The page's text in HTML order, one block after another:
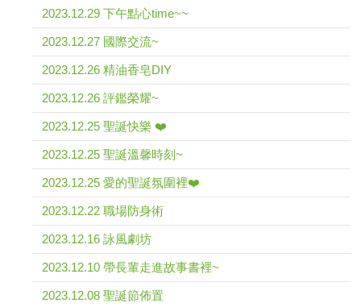
2023.12.29 下午點心time~~
2023.12.27 國際交流~
2023.12.26 精油香皂DIY
2023.12.26 評鑑榮耀~
2023.12.25 聖誕快樂 ❤️
2023.12.25 聖誕溫馨時刻~
2023.12.25 愛的聖誕氛圍裡❤️
2023.12.22 職場防身術
2023.12.16 詠風劇坊
2023.12.10 帶長輩走進故事書裡~
2023.12.08 聖誕節佈置